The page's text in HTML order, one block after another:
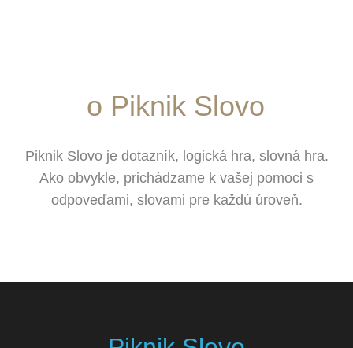
o Piknik Slovo
Piknik Slovo je dotazník, logická hra, slovná hra.
Ako obvykle, prichádzame k vašej pomoci s
odpoveďami, slovami pre každú úroveň.